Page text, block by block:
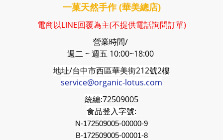
一菓天然手作 (華美總店)
電商以LINE回覆為主(不提供電話詢問訂單)
營業時間/
週二 ~ 週五 10:00~18:00
地址/台中市西區華美街212號2樓
service@organic-lotus.com
統編:72509005
食品登入字號:
N-172509005-00000-9
B-172509005-00001-8